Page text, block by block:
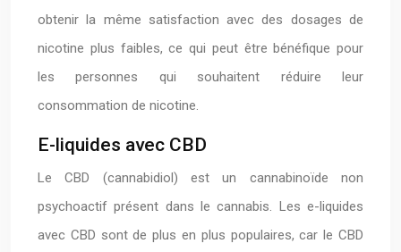
obtenir la même satisfaction avec des dosages de
nicotine plus faibles, ce qui peut être bénéfique pour
les personnes qui souhaitent réduire leur
consommation de nicotine.
E-liquides avec CBD
Le CBD (cannabidiol) est un cannabinoïde non
psychoactif présent dans le cannabis. Les e-liquides
avec CBD sont de plus en plus populaires, car le CBD